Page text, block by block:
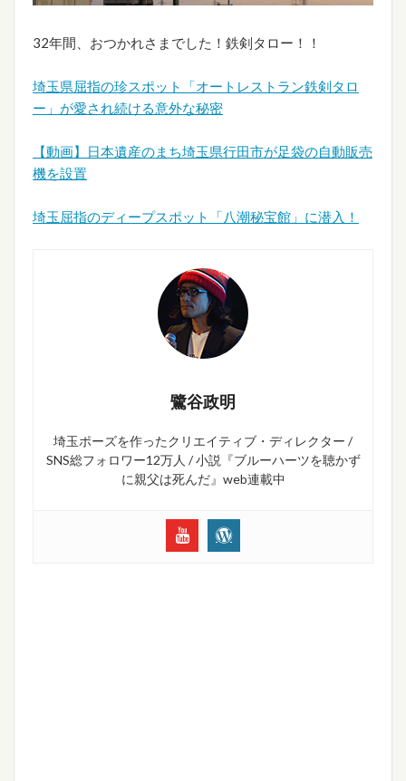
32年間、おつかれさまでした！鉄剣タロー！！
埼玉県屈指の珍スポット「オートレストラン鉄剣タロ
ー」が愛され続ける意外な秘密
【動画】日本遺産のまち埼玉県行田市が足袋の自動販売
機を設置
埼玉屈指のディープスポット「八潮秘宝館」に潜入！
鷺谷政明
埼玉ポーズを作ったクリエイティブ・ディレクター /
SNS総フォロワー12万人 / 小説『ブルーハーツを聴かず
に親父は死んだ』web連載中